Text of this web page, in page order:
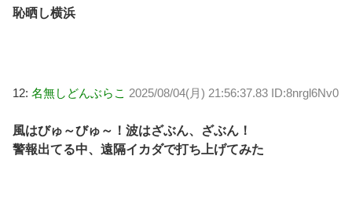
恥晒し横浜
12: 名無しどんぶらこ 2025/08/04(月) 21:56:37.83 ID:8nrgl6Nv0
風はびゅ～びゅ～！波はざぶん、ざぶん！
警報出てる中、遠隔イカダで打ち上げてみた